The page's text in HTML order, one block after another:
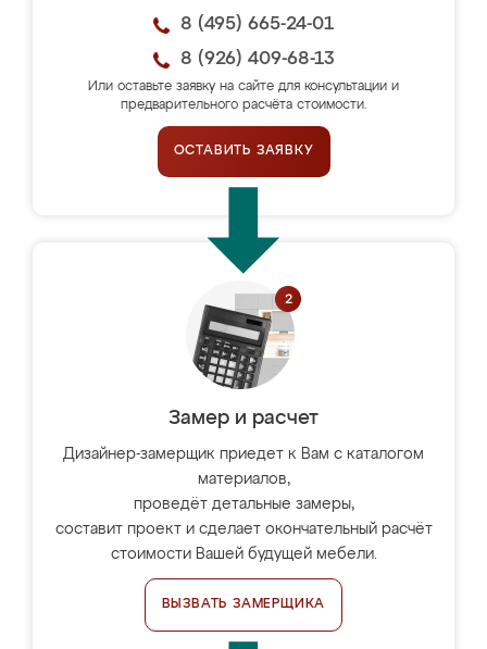
8 (495) 665-24-01
8 (926) 409-68-13
Или оставьте заявку на сайте для консультации и
предварительного расчёта стоимости.
ОСТАВИТЬ ЗАЯВКУ
Замер и расчет
Дизайнер-замерщик приедет к Вам с каталогом
материалов,
проведёт детальные замеры,
составит проект и сделает окончательный расчёт
стоимости Вашей будущей мебели.
ВЫЗВАТЬ ЗАМЕРЩИКА